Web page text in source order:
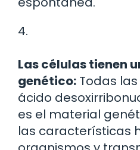
4.
Las células tienen
genético: Todas
ácido
es el material
las características